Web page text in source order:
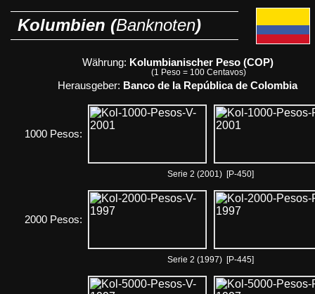
Kolumbien (Banknoten)
Währung: Kolumbianischer Peso (COP)
(1 Peso = 100 Centavos)
Herausgeber: Banco de la República de Colombia
1000 Pesos:
Serie 2 (2001) [P-450]
2000 Pesos:
Serie 2 (1997) [P-445]